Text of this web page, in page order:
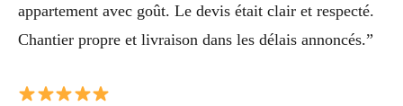
appartement avec goût. Le devis était clair et respecté.
Chantier propre et livraison dans les délais annoncés.”